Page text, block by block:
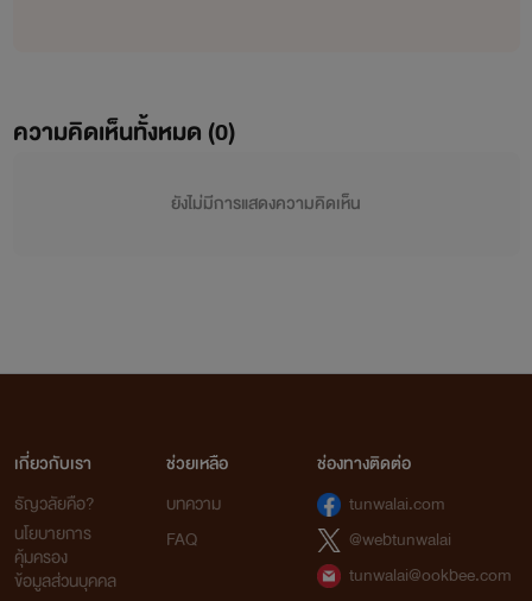
ความคิดเห็นทั้งหมด (0)
ยังไม่มีการแสดงความคิดเห็น
เกี่ยวกับเรา
ธัญวลัยคือ?
นโยบายการ
คุ้มครอง
ข้อมูลส่วนบุคคล
ช่วยเหลือ
บทความ
FAQ
ช่องทางติดต่อ
tunwalai.com
@webtunwalai
tunwalai@ookbee.com